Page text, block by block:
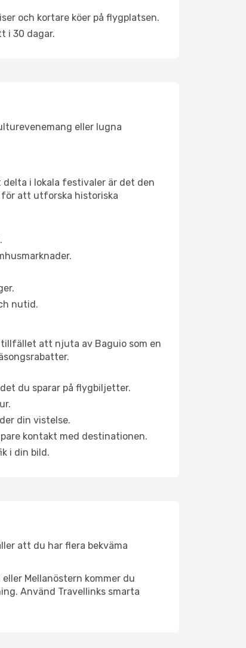
och kortare köer på flygplatsen.
i 30 dagar.
eller lugna
i lokala festivaler är det den
att utforska historiska
nutid.
att njuta av Baguio som en
du sparar på flygbiljetter.
din vistelse.
kontakt med destinationen.
i din bild.
att du har flera bekväma
Mellanöstern kommer du
Använd Travellinks smarta